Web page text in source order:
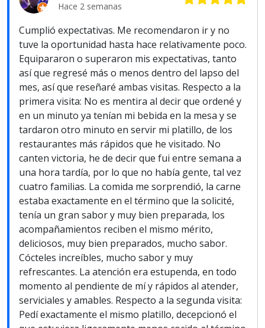
Hace 2 semanas
Cumplió expectativas. Me recomendaron ir y no
tuve la oportunidad hasta hace relativamente poco.
Equipararon o superaron mis expectativas, tanto
así que regresé más o menos dentro del lapso del
mes, así que reseñaré ambas visitas. Respecto a la
primera visita: No es mentira al decir que ordené y
en un minuto ya tenían mi bebida en la mesa y se
tardaron otro minuto en servir mi platillo, de los
restaurantes más rápidos que he visitado. No
canten victoria, he de decir que fui entre semana a
una hora tardía, por lo que no había gente, tal vez
cuatro familias. La comida me sorprendió, la carne
estaba exactamente en el término que la solicité,
tenía un gran sabor y muy bien preparada, los
acompañamientos reciben el mismo mérito,
deliciosos, muy bien preparados, mucho sabor.
Cócteles increíbles, mucho sabor y muy
refrescantes. La atención era estupenda, en todo
momento al pendiente de mí y rápidos al atender,
serviciales y amables. Respecto a la segunda visita:
Pedí exactamente el mismo platillo, decepcionó el